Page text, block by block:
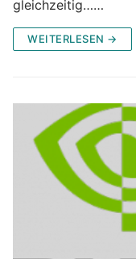
gleichzeitig……
WEITERLESEN →